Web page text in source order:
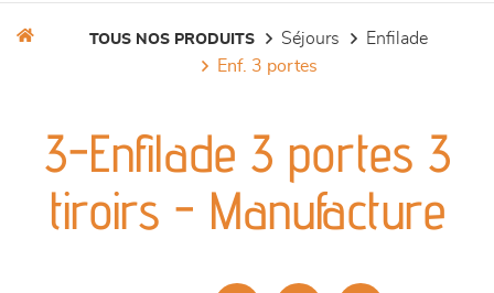
séjours
meubles de complément
TOUS NOS PRODUITS séjours
enfilade
enf. 3 portes
3-Enfilade 3 portes 3
tiroirs - Manufacture